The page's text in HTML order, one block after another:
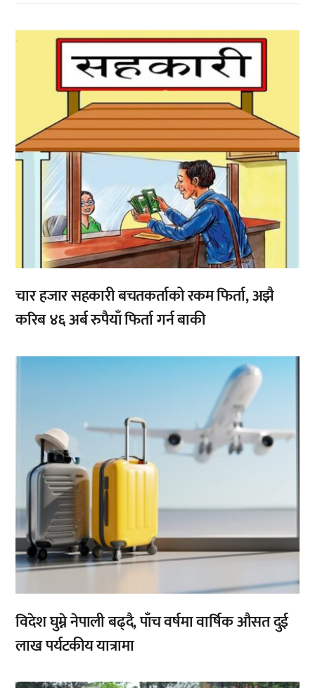
,
चार हजार सहकारी बचतकर्ताको रकम फिर्ता, अझै
करिब ४६ अर्ब रुपैयाँ फिर्ता गर्न बाकी
,
विदेश घुम्ने नेपाली बढ्दै, पाँच वर्षमा वार्षिक औसत दुई
लाख पर्यटकीय यात्रामा